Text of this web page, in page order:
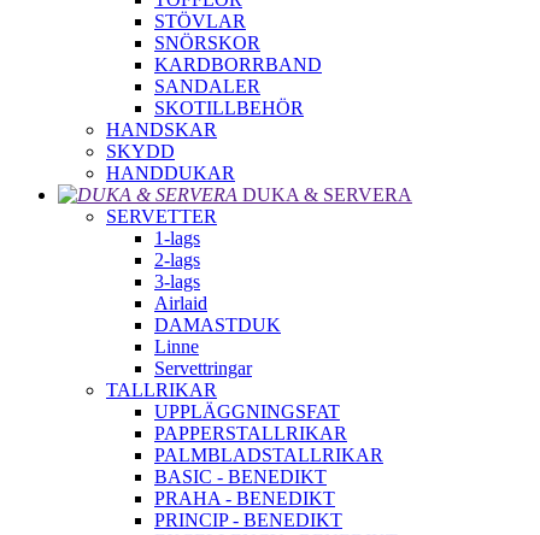
STÖVLAR
SNÖRSKOR
KARDBORRBAND
SANDALER
SKOTILLBEHÖR
HANDSKAR
SKYDD
HANDDUKAR
DUKA & SERVERA
SERVETTER
1-lags
2-lags
3-lags
Airlaid
DAMASTDUK
Linne
Servettringar
TALLRIKAR
UPPLÄGGNINGSFAT
PAPPERSTALLRIKAR
PALMBLADSTALLRIKAR
BASIC - BENEDIKT
PRAHA - BENEDIKT
PRINCIP - BENEDIKT